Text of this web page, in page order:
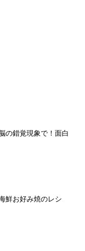
の錯覚現象で！面白
鮮お好み焼のレシ